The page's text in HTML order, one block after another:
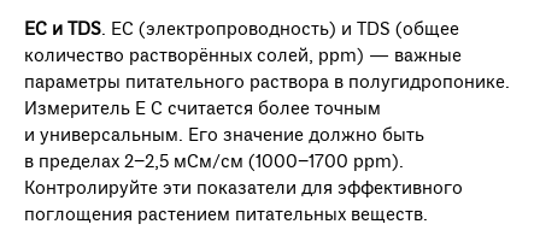
ЕС и TDS. ЕС (электропроводность) и TDS (общее
количество растворённых солей, ppm) — важные
параметры питательного раствора в полугидропонике.
Измеритель Е С считается более точным
и универсальным. Его значение должно быть
в пределах 2−2,5 мСм/см (1000−1700 ppm).
Контролируйте эти показатели для эффективного
поглощения растением питательных веществ.